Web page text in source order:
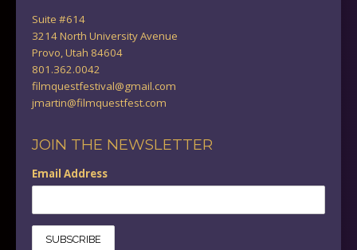
Suite #614
3214 North University Avenue
Provo, Utah 84604
801.362.0042
filmquestfestival@gmail.com
jmartin@filmquestfest.com
JOIN THE NEWSLETTER
Email Address